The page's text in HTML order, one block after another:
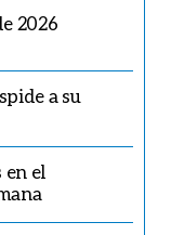
2026
a su
en el